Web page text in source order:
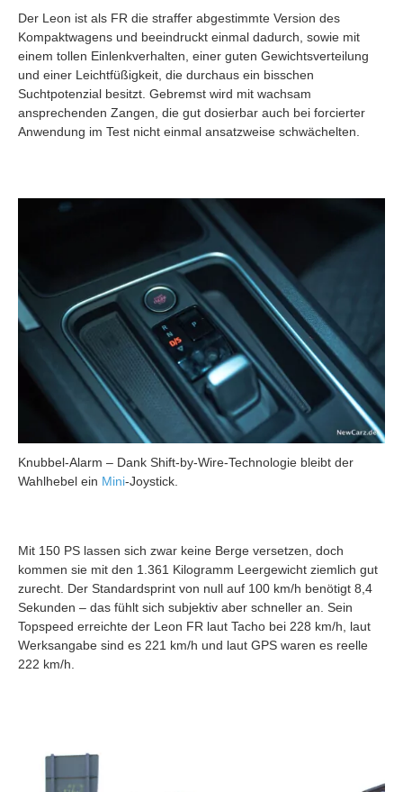
Der Leon ist als FR die straffer abgestimmte Version des
Kompaktwagens und beeindruckt einmal dadurch, sowie mit
einem tollen Einlenkverhalten, einer guten Gewichtsverteilung
und einer Leichtfüßigkeit, die durchaus ein bisschen
Suchtpotenzial besitzt. Gebremst wird mit wachsam
ansprechenden Zangen, die gut dosierbar auch bei forcierter
Anwendung im Test nicht einmal ansatzweise schwächelten.
Knubbel-Alarm – Dank Shift-by-Wire-Technologie bleibt der
Wahlhebel ein Mini-Joystick.
Mit 150 PS lassen sich zwar keine Berge versetzen, doch
kommen sie mit den 1.361 Kilogramm Leergewicht ziemlich gut
zurecht. Der Standardsprint von null auf 100 km/h benötigt 8,4
Sekunden – das fühlt sich subjektiv aber schneller an. Sein
Topspeed erreichte der Leon FR laut Tacho bei 228 km/h, laut
Werksangabe sind es 221 km/h und laut GPS waren es reelle
222 km/h.